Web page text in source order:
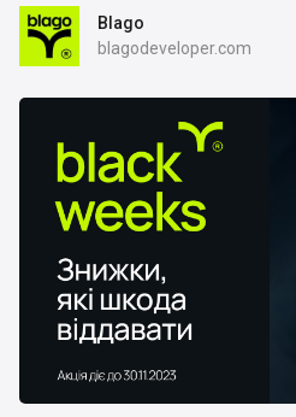
Blago
blagodeveloper.com